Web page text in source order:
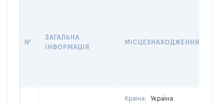
№
ЗАГАЛЬНА
ІНФОРМАЦІЯ
МІСЦЕЗНАХОДЖЕННЯ
Країна:
Україна